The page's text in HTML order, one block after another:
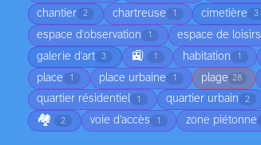
chantier 2 chartreuse 1 cimetière 3
espace d'observation 1 espace de loisirs
galerie d'art 3 🚉 1 habitation 1
place 1 place urbaine 1 plage 28
quartier résidentiel 1 quartier urbain 2
🏘️ 2 voie d’accès 1 zone piétonne